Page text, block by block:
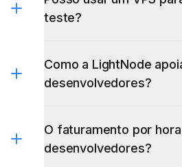
Como a LightNode
O faturamento por hora
Posso executar Docker